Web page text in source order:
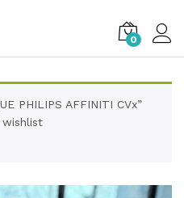
0
PHILIPS AFFINITI CVx”